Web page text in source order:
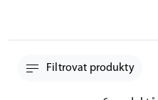
Filtrovat produkty